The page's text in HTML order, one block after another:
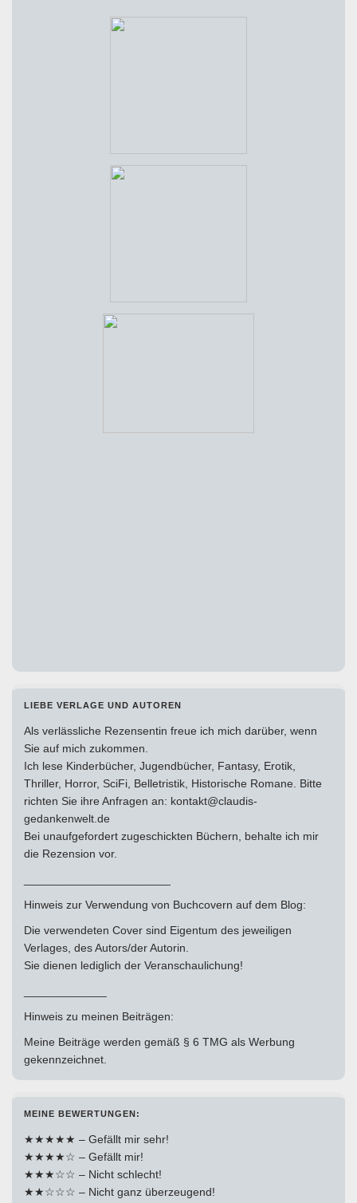
LIEBE VERLAGE UND AUTOREN
Als verlässliche Rezensentin freue ich mich darüber, wenn
Sie auf mich zukommen.
Ich lese Kinderbücher, Jugendbücher, Fantasy, Erotik,
Thriller, Horror, SciFi, Belletristik, Historische Romane. Bitte
richten Sie ihre Anfragen an: kontakt@claudis-
gedankenwelt.de
Bei unaufgefordert zugeschickten Büchern, behalte ich mir
die Rezension vor.
Hinweis zur Verwendung von Buchcovern auf dem Blog:
Die verwendeten Cover sind Eigentum des jeweiligen
Verlages, des Autors/der Autorin.
Sie dienen lediglich der Veranschaulichung!
Hinweis zu meinen Beiträgen:
Meine Beiträge werden gemäß § 6 TMG als Werbung
gekennzeichnet.
MEINE BEWERTUNGEN:
★★★★★ – Gefällt mir sehr!
★★★★☆ – Gefällt mir!
★★★☆☆ – Nicht schlecht!
★★☆☆☆ – Nicht ganz überzeugend!